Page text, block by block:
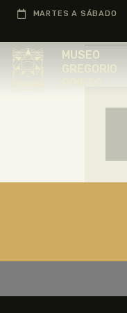
MARTES A SÁBADO
MUSEO